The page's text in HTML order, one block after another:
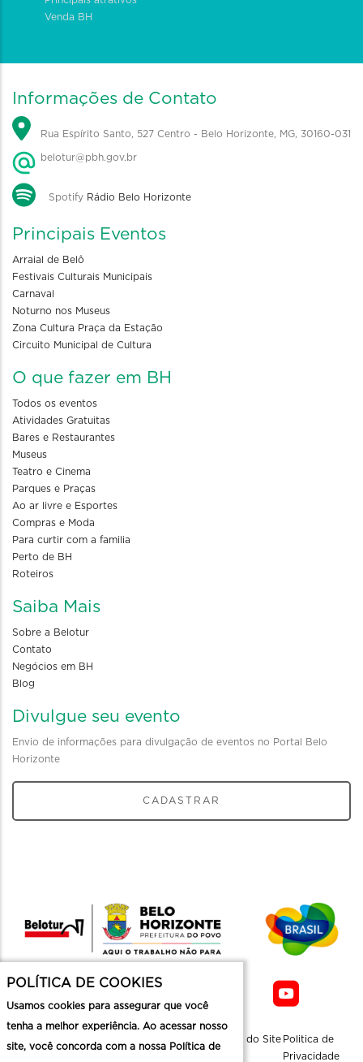
Venda BH
Informações de Contato
Rua Espírito Santo, 527 Centro - Belo Horizonte, MG, 30160-031
belotur@pbh.gov.br
Spotify Rádio Belo Horizonte
Principais Eventos
Arraial de Belô
Festivais Culturais Municipais
Carnaval
Noturno nos Museus
Zona Cultura Praça da Estação
Circuito Municipal de Cultura
O que fazer em BH
Todos os eventos
Atividades Gratuitas
Bares e Restaurantes
Museus
Teatro e Cinema
Parques e Praças
Ao ar livre e Esportes
Compras e Moda
Para curtir com a familia
Perto de BH
Roteiros
Saiba Mais
Sobre a Belotur
Contato
Negócios em BH
Blog
Divulgue seu evento
Envio de informações para divulgação de eventos no Portal Belo
Horizonte
CADASTRAR
Mapa do Site Politica de
Privacidade
POLÍTICA DE COOKIES
Usamos cookies para assegurar que você
tenha a melhor experiência. Ao acessar nosso
site, você concorda com a nossa Política de